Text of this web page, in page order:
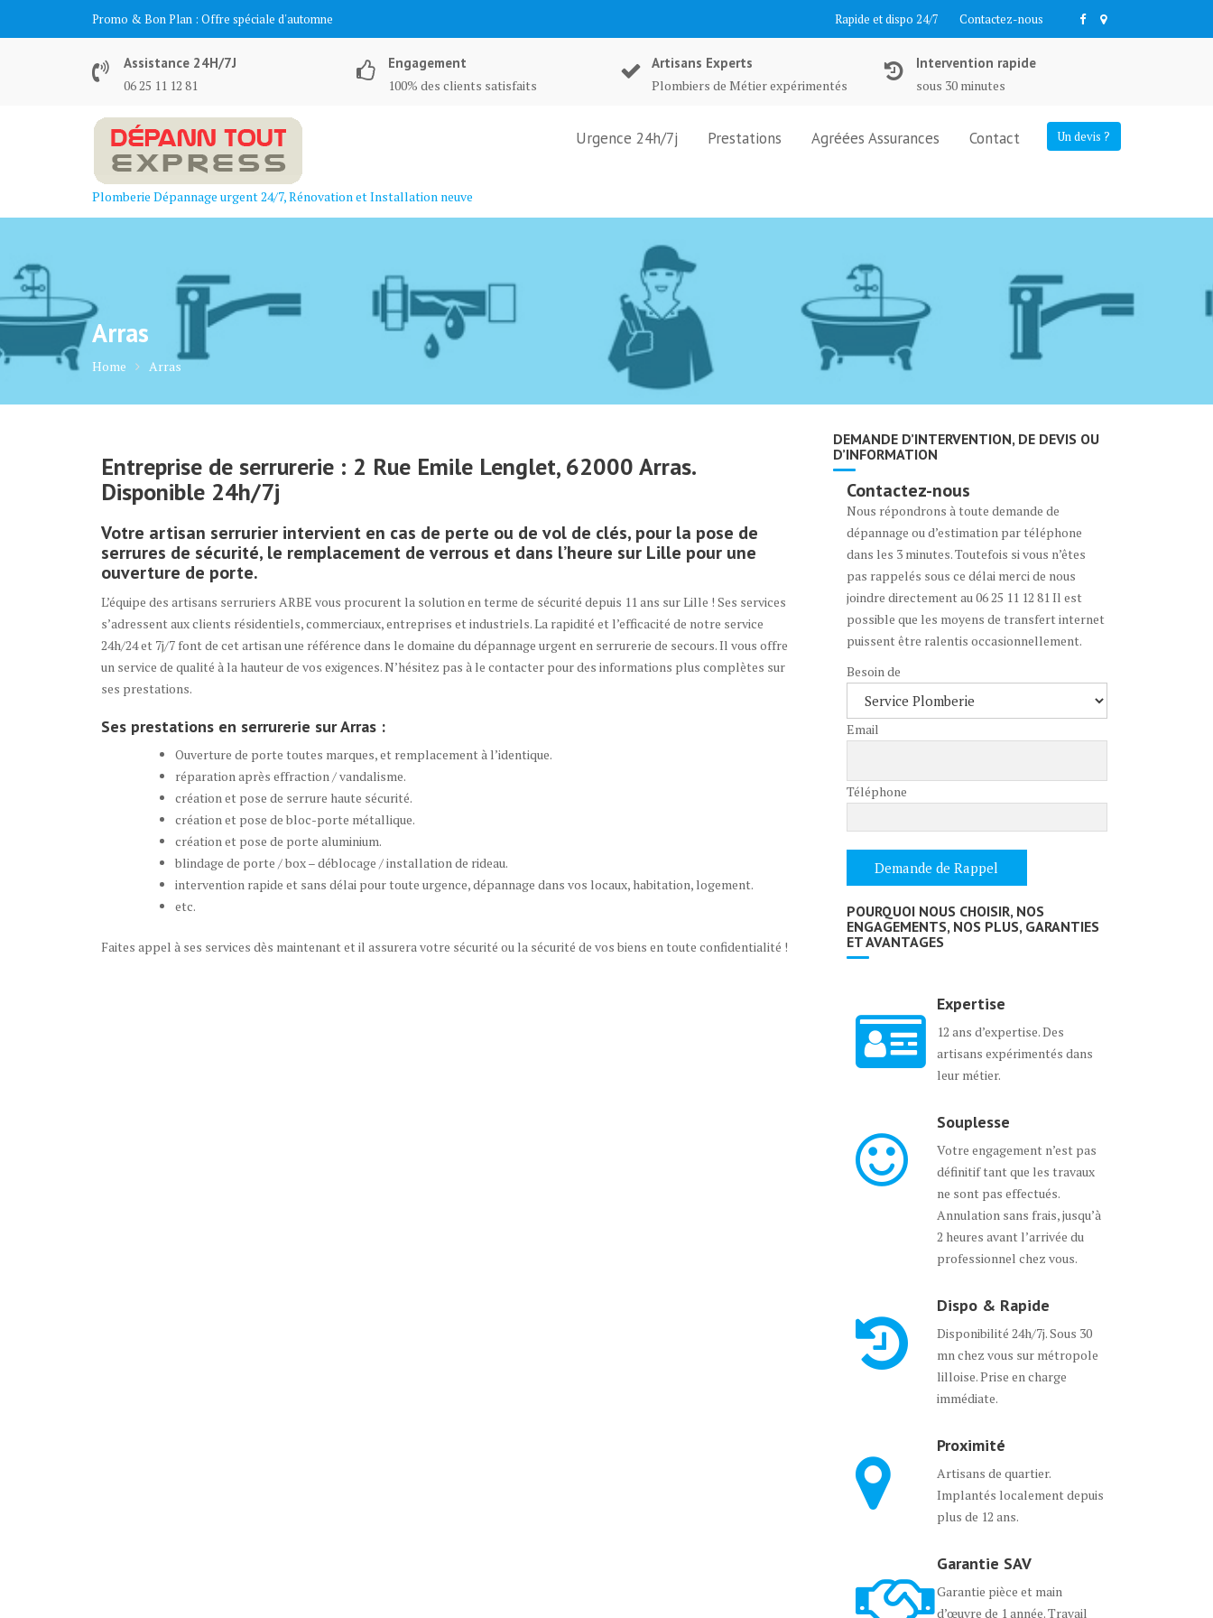
Promo & Bon Plan : Offre spéciale d'automne Rapide et dispo 24/7 Contactez-nous
Assistance 24H/7J
06 25 11 12 81
Engagement
100% des clients satisfaits
Artisans Experts
Plombiers de Métier expérimentés
Intervention rapide
sous 30 minutes
Plomberie Dépannage urgent 24/7, Rénovation et Installation neuve
Un devis ?
Urgence 24h/7j Prestations Agréées Assurances Contact
Arras
Home Arras
Entreprise de serrurerie : 2 Rue Emile Lenglet, 62000 Arras.
Disponible 24h/7j
Votre artisan serrurier intervient en cas de perte ou de vol de clés, pour la pose de
serrures de sécurité, le remplacement de verrous et dans l’heure sur Lille pour une
ouverture de porte.
L’équipe des artisans serruriers ARBE vous procurent la solution en terme de sécurité depuis 11 ans sur Lille ! Ses services
s’adressent aux clients résidentiels, commerciaux, entreprises et industriels. La rapidité et l’efficacité de notre service
24h/24 et 7j/7 font de cet artisan une référence dans le domaine du dépannage urgent en serrurerie de secours. Il vous offre
un service de qualité à la hauteur de vos exigences. N’hésitez pas à le contacter pour des informations plus complètes sur
ses prestations.
Ses prestations en serrurerie sur Arras :
Ouverture de porte toutes marques, et remplacement à l’identique.
réparation après effraction / vandalisme.
création et pose de serrure haute sécurité.
création et pose de bloc-porte métallique.
création et pose de porte aluminium.
blindage de porte / box – déblocage / installation de rideau.
intervention rapide et sans délai pour toute urgence, dépannage dans vos locaux, habitation, logement.
etc.
Faites appel à ses services dès maintenant et il assurera votre sécurité ou la sécurité de vos biens en toute confidentialité !
DEMANDE D’INTERVENTION, DE DEVIS OU
D’INFORMATION
Contactez-nous
Nous répondrons à toute demande de
dépannage ou d’estimation par téléphone
dans les 3 minutes. Toutefois si vous n’êtes
pas rappelés sous ce délai merci de nous
joindre directement au 06 25 11 12 81 Il est
possible que les moyens de transfert internet
puissent être ralentis occasionnellement.
Besoin de
Email
Téléphone
POURQUOI NOUS CHOISIR, NOS
ENGAGEMENTS, NOS PLUS, GARANTIES
ET AVANTAGES
Expertise
12 ans d’expertise. Des
artisans expérimentés dans
leur métier.
Souplesse
Votre engagement n’est pas
définitif tant que les travaux
ne sont pas effectués.
Annulation sans frais, jusqu’à
2 heures avant l’arrivée du
professionnel chez vous.
Dispo & Rapide
Disponibilité 24h/7j. Sous 30
mn chez vous sur métropole
lilloise. Prise en charge
immédiate.
Proximité
Artisans de quartier.
Implantés localement depuis
plus de 12 ans.
Garantie SAV
Garantie pièce et main
d’œuvre de 1 année. Travail